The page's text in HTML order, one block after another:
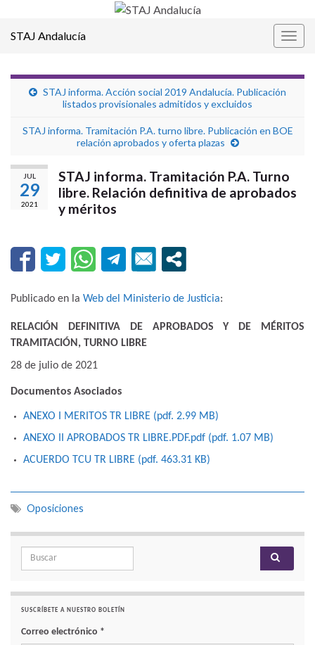
STAJ Andalucía
STAJ informa. Acción social 2019 Andalucía. Publicación
listados provisionales admitidos y excluidos
STAJ informa. Tramitación P.A. turno libre. Publicación en BOE
relación aprobados y oferta plazas
JUL
29
2021
STAJ informa. Tramitación P.A. Turno
libre. Relación definitiva de aprobados
y méritos
Publicado en la Web del Ministerio de Justicia:
RELACIÓN DEFINITIVA DE APROBADOS Y DE MÉRITOS
TRAMITACIÓN, TURNO LIBRE
28 de julio de 2021
Documentos Asociados
ANEXO I MERITOS TR LIBRE (pdf. 2.99 MB)
ANEXO II APROBADOS TR LIBRE.PDF.pdf (pdf. 1.07 MB)
ACUERDO TCU TR LIBRE (pdf. 463.31 KB)
Oposiciones
Search for:
SUSCRÍBETE A NUESTRO BOLETÍN
Correo electrónico *